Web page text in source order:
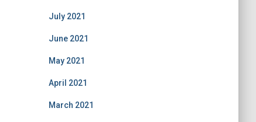
July 2021
June 2021
May 2021
April 2021
March 2021